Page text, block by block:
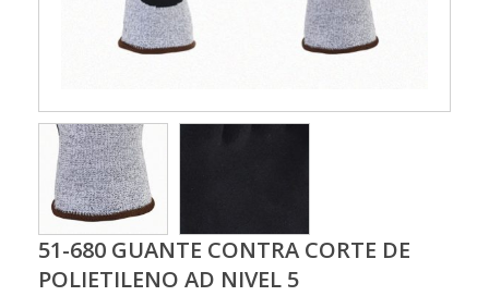
51-680 GUANTE CONTRA CORTE DE
POLIETILENO AD NIVEL 5